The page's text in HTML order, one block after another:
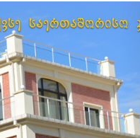
საერთაშორისო